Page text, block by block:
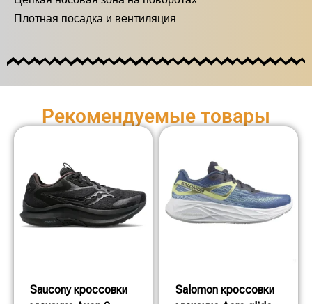
Плотная посадка и вентиляция
Рекомендуемые товары
Saucony кроссовки
Salomon кроссовки